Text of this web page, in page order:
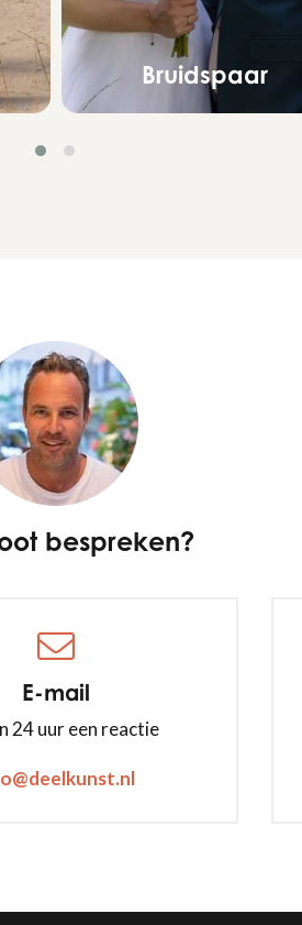
Bruidspaar
bespreken?
E-mail
24 uur een reactie